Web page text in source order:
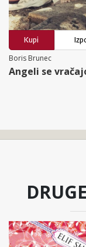
Kupi
Boris Brunec
Angeli se